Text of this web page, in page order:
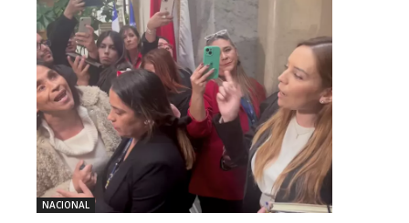
NACIONAL